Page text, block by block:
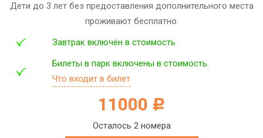
Дети до 3 лет без предоставления дополнительного места
проживают бесплатно.
Завтрак включён в стоимость
Билеты в парк включены в стоимость.
Что входит в билет
11000 c
Осталось 2 номера